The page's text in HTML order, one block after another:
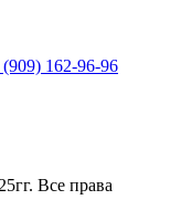
162-96-96
Все права